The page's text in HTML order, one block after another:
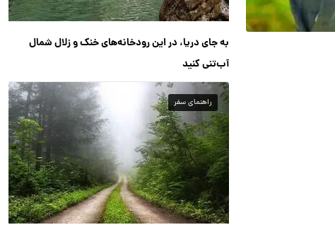
به جای دریا، در این رودخانه‌های خنک و زلال شمال
آب‌تنی کنید
راهنمای سفر